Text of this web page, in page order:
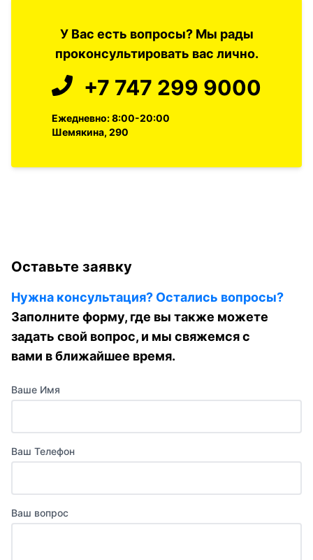
У Вас есть вопросы? Мы рады
проконсультировать вас лично.
+7 747 299 9000
Ежедневно: 8:00-20:00
Шемякина, 290
Оставьте заявку
Нужна консультация? Остались вопросы?
Заполните форму, где вы также можете
задать свой вопрос, и мы свяжемся с
вами в ближайшее время.
Ваше Имя
Ваш Телефон
Ваш вопрос